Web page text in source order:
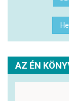
AZ ÉN